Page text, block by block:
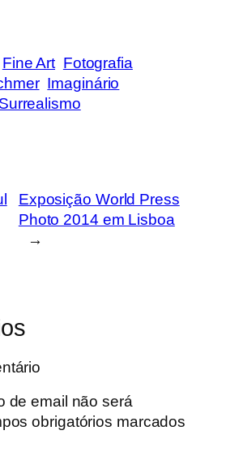
Fine Art Fotografia
Imaginário
Surrealismo
Exposição World Press
Photo 2014 em Lisboa
→
de email não será
obrigatórios marcados